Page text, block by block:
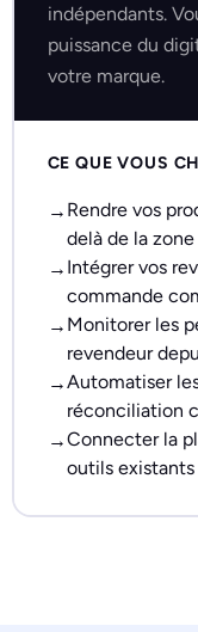
indépendants.
puissance du
votre marque.
CE QUE VOUS
Rendre vos
delà de la
Intégrer vos
commande
Monitorer les
revendeur
Automatiser
réconciliation
Connecter la
outils existants